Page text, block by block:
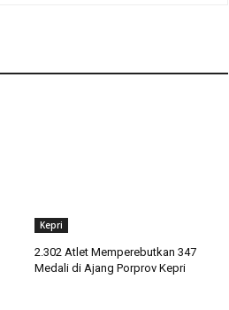
Kepri
2.302 Atlet Memperebutkan 347
Medali di Ajang Porprov Kepri